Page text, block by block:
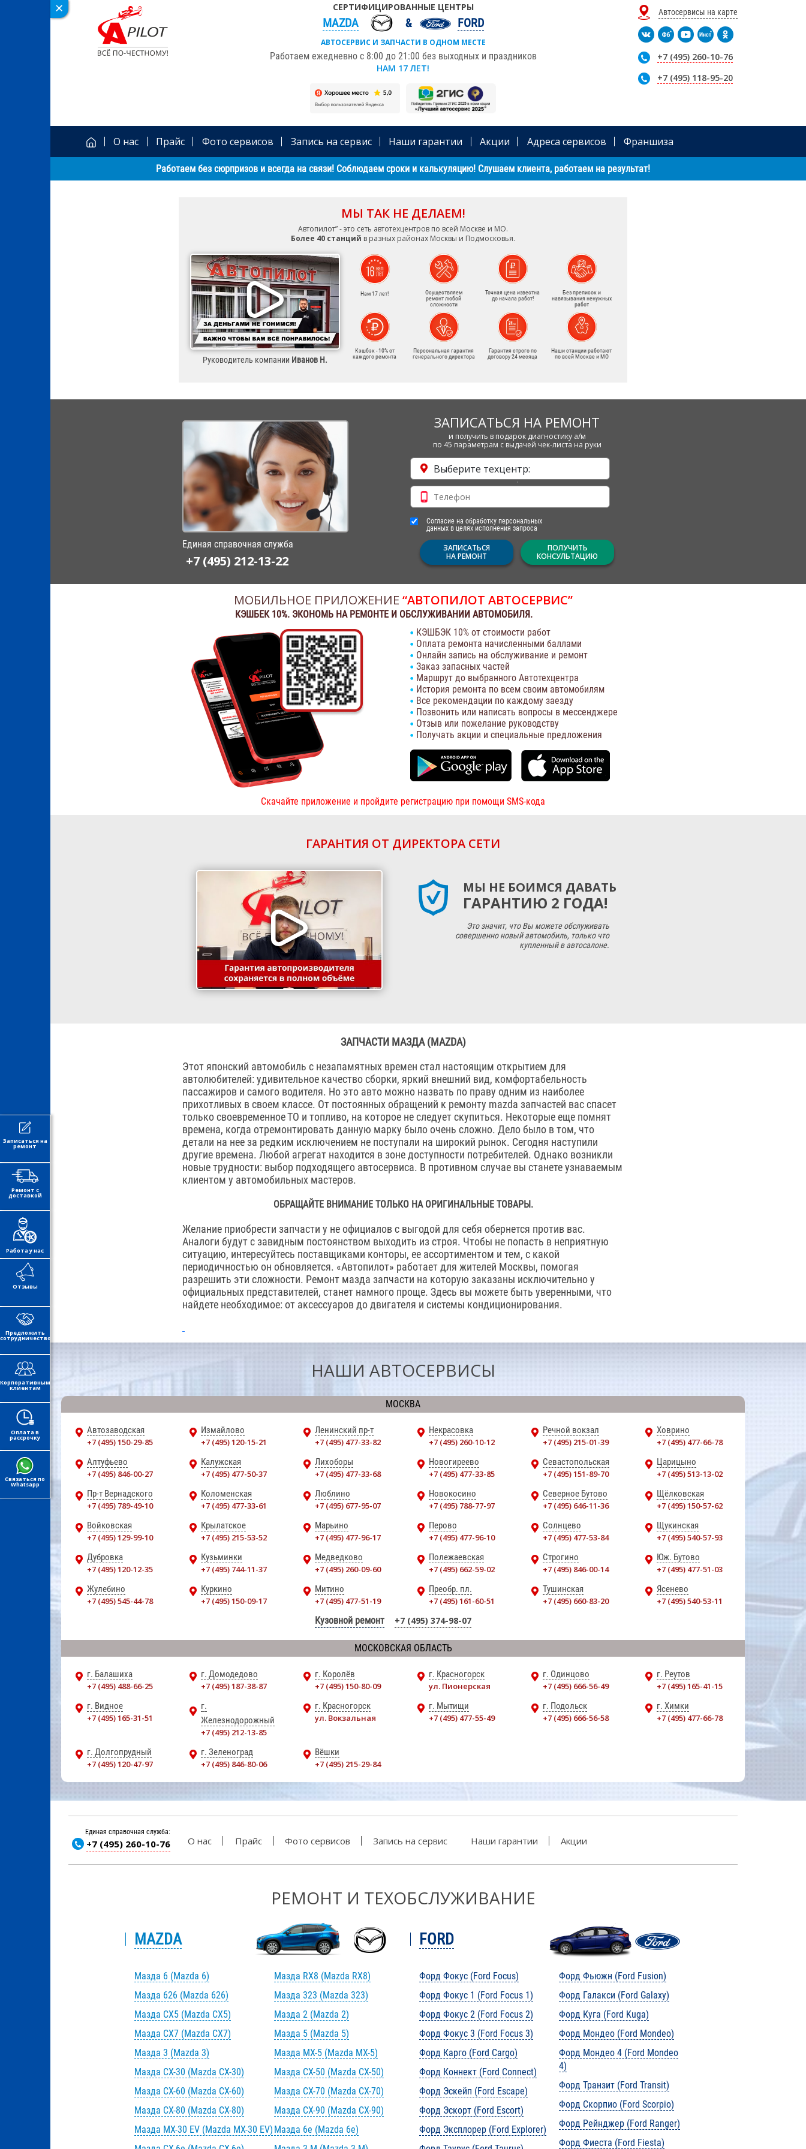
СЕРТИФИЦИРОВАННЫЕ ЦЕНТРЫ
MAZDA FORD
АВТОСЕРВИС И ЗАПЧАСТИ В ОДНОМ МЕСТЕ
Работаем ежедневно с 8:00 до 21:00 без выходных и праздников
НАМ 17 ЛЕТ!
Автосервисы на карте
+7 (495) 260-10-76
+7 (495) 118-95-20
О нас Прайс Фото сервисов Запись на сервис Наши гарантии Акции Адреса сервисов Франшиза
Работаем без сюрпризов и всегда на связи! Соблюдаем сроки и калькуляцию! Слушаем клиента, работаем на результат!
МЫ ТАК НЕ ДЕЛАЕМ!
Автопилот” - это сеть автотехцентров по всей Москве и МО.
Более 40 станций в разных районах Москвы и Подмосковья.
Руководитель компании Иванов Н.
Нам 17 лет!
Осуществляем
ремонт любой
сложности
Точная цена известна
до начала работ!
Без преписок и
навязывания ненужных
работ
Кэшбэк - 10% от
каждого ремонта
Персональная гарантия
генерального директора
Гарантия строго по
договору 24 месяца
Наши станции работают
по всей Москве и МО
Единая справочная служба
+7 (495) 212-13-22
ЗАПИСАТЬСЯ НА РЕМОНТ
и получить в подарок диагностику а/м
по 45 параметрам с выдачей чек-листа на руки
Выберите техцентр:
Согласие на обработку персональных
данных в целях исполнения запроса
ЗАПИСАТЬСЯ
НА РЕМОНТ
ПОЛУЧИТЬ
КОНСУЛЬТАЦИЮ
МОБИЛЬНОЕ ПРИЛОЖЕНИЕ “АВТОПИЛОТ АВТОСЕРВИС”
КЭШБЕК 10%. ЭКОНОМЬ НА РЕМОНТЕ И ОБСЛУЖИВАНИИ АВТОМОБИЛЯ.
КЭШБЭК 10% от стоимости работ
Оплата ремонта начисленными баллами
Онлайн запись на обслуживание и ремонт
Заказ запасных частей
Маршрут до выбранного Автотехцентра
История ремонта по всем своим автомобилям
Все рекомендации по каждому заезду
Позвонить или написать вопросы в мессенджере
Отзыв или пожелание руководству
Получать акции и специальные предложения
Скачайте приложение и пройдите регистрацию при помощи SMS-кода
ГАРАНТИЯ ОТ ДИРЕКТОРА СЕТИ
МЫ НЕ БОИМСЯ ДАВАТЬ
ГАРАНТИЮ 2 ГОДА!
Это значит, что Вы можете обслуживать
совершенно новый автомобиль, только что
купленный в автосалоне.
ЗАПЧАСТИ МАЗДА (MAZDA)
Этот японский автомобиль с незапамятных времен стал настоящим открытием для
автолюбителей: удивительное качество сборки, яркий внешний вид, комфортабельность
пассажиров и самого водителя. Но это авто можно назвать по праву одним из наиболее
прихотливых в своем классе. От постоянных обращений к ремонту mazda запчастей вас спасет
только своевременное ТО и топливо, на которое не следует скупиться. Некоторые еще помнят
времена, когда отремонтировать данную марку было очень сложно. Дело было в том, что
детали на нее за редким исключением не поступали на широкий рынок. Сегодня наступили
другие времена. Любой агрегат находится в зоне доступности потребителей. Однако возникли
новые трудности: выбор подходящего автосервиса. В противном случае вы станете узнаваемым
клиентом у автомобильных мастеров.
ОБРАЩАЙТЕ ВНИМАНИЕ ТОЛЬКО НА ОРИГИНАЛЬНЫЕ ТОВАРЫ.
Желание приобрести запчасти у не официалов с выгодой для себя обернется против вас.
Аналоги будут с завидным постоянством выходить из строя. Чтобы не попасть в неприятную
ситуацию, интересуйтесь поставщиками конторы, ее ассортиментом и тем, с какой
периодичностью он обновляется. «Автопилот» работает для жителей Москвы, помогая
разрешить эти сложности. Ремонт мазда запчасти на которую заказаны исключительно у
официальных представителей, станет намного проще. Здесь вы можете быть уверенными, что
найдете необходимое: от аксессуаров до двигателя и системы кондиционирования.
НАШИ АВТОСЕРВИСЫ
МОСКВА
Автозаводская
+7 (495) 150-29-85
Измайлово
+7 (495) 120-15-21
Ленинский пр-т
+7 (495) 477-33-82
Некрасовка
+7 (495) 260-10-12
Речной вокзал
+7 (495) 215-01-39
Ховрино
+7 (495) 477-66-78
Алтуфьево
+7 (495) 846-00-27
Калужская
+7 (495) 477-50-37
Лихоборы
+7 (495) 477-33-68
Новогиреево
+7 (495) 477-33-85
Севастопольская
+7 (495) 151-89-70
Царицыно
+7 (495) 513-13-02
Пр-т Вернадского
+7 (495) 789-49-10
Коломенская
+7 (495) 477-33-61
Люблино
+7 (495) 677-95-07
Новокосино
+7 (495) 788-77-97
Северное Бутово
+7 (495) 646-11-36
Щёлковская
+7 (495) 150-57-62
Войковская
+7 (495) 129-99-10
Крылатское
+7 (495) 215-53-52
Марьино
+7 (495) 477-96-17
Перово
+7 (495) 477-96-10
Солнцево
+7 (495) 477-53-84
Щукинская
+7 (495) 540-57-93
Дубровка
+7 (495) 120-12-35
Кузьминки
+7 (495) 744-11-37
Медведково
+7 (495) 260-09-60
Полежаевская
+7 (495) 662-59-02
Строгино
+7 (495) 846-00-14
Юж. Бутово
+7 (495) 477-51-03
Жулебино
+7 (495) 545-44-78
Куркино
+7 (495) 150-09-17
Митино
+7 (495) 477-51-19
Преобр. пл.
+7 (495) 161-60-51
Тушинская
+7 (495) 660-83-20
Ясенево
+7 (495) 540-53-11
Кузовной ремонт +7 (495) 374-98-07
МОСКОВСКАЯ ОБЛАСТЬ
г. Балашиха
+7 (495) 488-66-25
г. Домодедово
+7 (495) 187-38-87
г. Королёв
+7 (495) 150-80-09
г. Красногорск
ул. Пионерская
г. Одинцово
+7 (495) 666-56-49
г. Реутов
+7 (495) 165-41-15
г. Видное
+7 (495) 165-31-51
г.
Железнодорожный
+7 (495) 212-13-85
г. Красногорск
ул. Вокзальная
г. Мытищи
+7 (495) 477-55-49
г. Подольск
+7 (495) 666-56-58
г. Химки
+7 (495) 477-66-78
г. Долгопрудный
+7 (495) 120-47-97
г. Зеленоград
+7 (495) 846-80-06
Вёшки
+7 (495) 215-29-84
Единая справочная служба:
+7 (495) 260-10-76 О нас Прайс Фото сервисов Запись на сервис Наши гарантии Акции
РЕМОНТ И ТЕХОБСЛУЖИВАНИЕ
MAZDA FORD
Мазда 6 (Mazda 6)
Мазда 626 (Mazda 626)
Мазда CX5 (Mazda CX5)
Мазда CX7 (Mazda CX7)
Мазда 3 (Mazda 3)
Мазда CX-30 (Mazda CX-30)
Мазда CX-60 (Mazda CX-60)
Мазда CX-80 (Mazda CX-80)
Мазда MX-30 EV (Mazda MX-30 EV)
Мазда RX8 (Mazda RX8)
Мазда 323 (Mazda 323)
Мазда 2 (Mazda 2)
Мазда 5 (Mazda 5)
Мазда MX-5 (Mazda MX-5)
Мазда CX-50 (Mazda CX-50)
Мазда CX-70 (Mazda CX-70)
Мазда CX-90 (Mazda CX-90)
Мазда 6e (Mazda 6e)
Форд Фокус (Ford Focus)
Форд Фокус 1 (Ford Focus 1)
Форд Фокус 2 (Ford Focus 2)
Форд Фокус 3 (Ford Focus 3)
Форд Карго (Ford Cargo)
Форд Коннект (Ford Connect)
Форд Эскейп (Ford Escape)
Форд Эскорт (Ford Escort)
Форд Эксплорер (Ford Explorer)
Форд Фьюжн (Ford Fusion)
Форд Галакси (Ford Galaxy)
Форд Куга (Ford Kuga)
Форд Мондео (Ford Mondeo)
Форд Мондео 4 (Ford Mondeo
4)
Форд Транзит (Ford Transit)
Форд Скорпио (Ford Scorpio)
Форд Рейнджер (Ford Ranger)
Форд Фиеста (Ford Fiesta)
Записаться на
ремонт
Ремонт с
доставкой
Работа у нас
Отзывы
Предложить
сотрудничество
Корпоративным
клиентам
Оплата в
рассрочку
Связаться по
Whatsapp